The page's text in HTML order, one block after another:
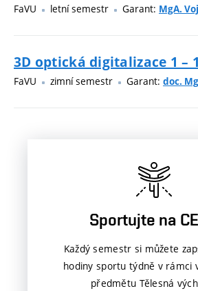
FaVU letní semestr Garant: MgA.
3D optická digitalizace 1 –
FaVU zimní semestr Garant: doc.
Sportujte na
Každý semestr si můžete
hodiny sportu týdně v rámci
předmětu Tělesná